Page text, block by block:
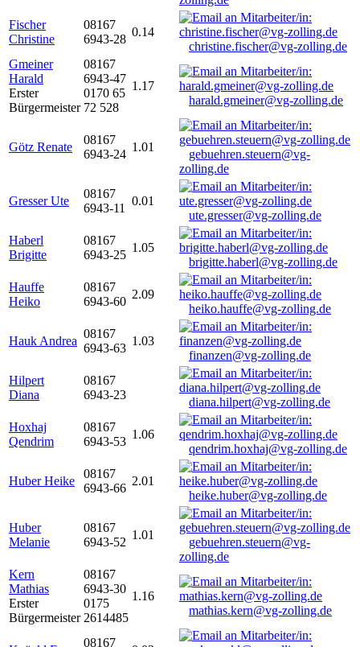
Fischer
Christine
08167
6943-28
0.14
christine.fischer@vg-zolling.de
Gmeiner
Harald
Erster
Bürgermeister
08167
6943-47
0170 65
72 528
1.17
harald.gmeiner@vg-zolling.de
Götz Renate
08167
6943-24
1.01
gebuehren.steuern@vg-
zolling.de
Gresser Ute
08167
6943-11
0.01
ute.gresser@vg-zolling.de
Haberl
Brigitte
08167
6943-25
1.05
brigitte.haberl@vg-zolling.de
Hauffe
Heiko
08167
6943-60
2.09
heiko.hauffe@vg-zolling.de
Hauk Andrea
08167
6943-63
1.03
finanzen@vg-zolling.de
Hilpert
Diana
08167
6943-23
diana.hilpert@vg-zolling.de
Hoxhaj
Qendrim
08167
6943-53
1.06
qendrim.hoxhaj@vg-zolling.de
Huber Heike
08167
6943-66
2.01
heike.huber@vg-zolling.de
Huber
Melanie
08167
6943-52
1.01
gebuehren.steuern@vg-
zolling.de
Kern
Mathias
Erster
Bürgermeister
08167
6943-30
0175
2614485
1.16
mathias.kern@vg-zolling.de
08167